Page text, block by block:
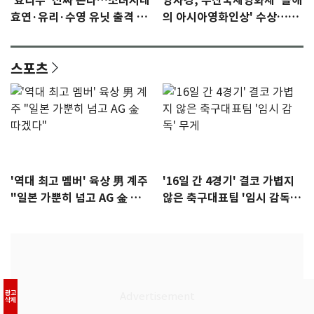
효연·유리·수영 유닛 출격 [N
의 아시아영화인상' 수상…15
스포츠
'역대 최고 멤버' 육상 男 계주
"일본 가뿐히 넘고 AG 金 따겠
'16일 간 4경기' 결코 가볍지
않은 축구대표팀 '임시 감독'
광고
삭제